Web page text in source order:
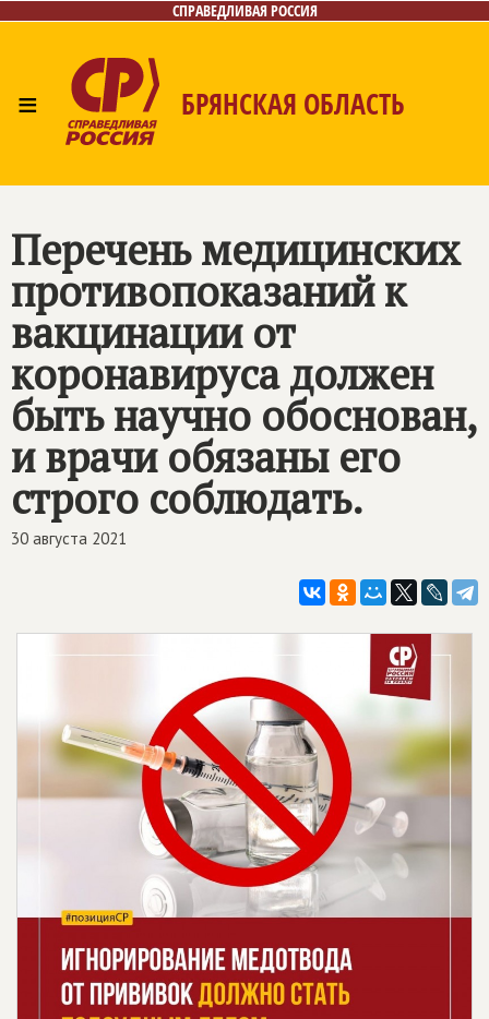
СПРАВЕДЛИВАЯ РОССИЯ
≡ БРЯНСКАЯ ОБЛАСТЬ
Перечень медицинских
противопоказаний к
вакцинации от
коронавируса должен
быть научно обоснован,
и врачи обязаны его
строго соблюдать.
30 августа 2021